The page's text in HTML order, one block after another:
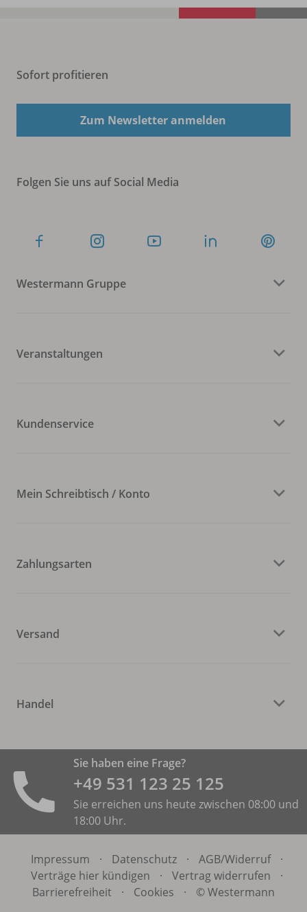
Sofort profitieren
Zum Newsletter anmelden
Folgen Sie uns auf Social Media
Westermann Gruppe
Veranstaltungen
Kundenservice
Mein Schreibtisch / Konto
Zahlungsarten
Versand
Handel
Sie haben eine Frage?
+49 531 ­123 25 125
Sie erreichen uns heute zwischen 08:00 und
18:00 Uhr.
Impressum · Datenschutz · AGB/Widerruf
·
Verträge hier kündigen
· Vertrag widerrufen
·
Barrierefreiheit
· Cookies · © Westermann